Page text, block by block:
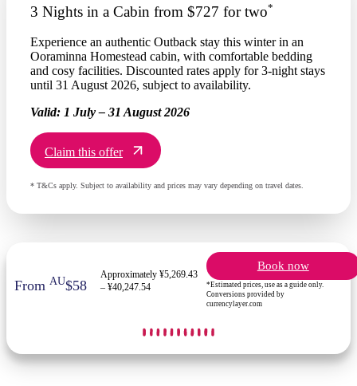
3 Nights in a Cabin from $727 for two*
Experience an authentic Outback stay this winter in an
Ooraminna Homestead cabin, with comfortable bedding
and cosy facilities. Discounted rates apply for 3-night stays
until 31 August 2026, subject to availability.
Valid: 1 July – 31 August 2026
Claim this offer
* T&Cs apply. Subject to availability and prices may vary depending on travel dates.
From AU$58
Approximately ¥5,269.43
– ¥40,247.54
Book now
*Estimated prices, use as a guide only.
Conversions provided by
currencylayer.com